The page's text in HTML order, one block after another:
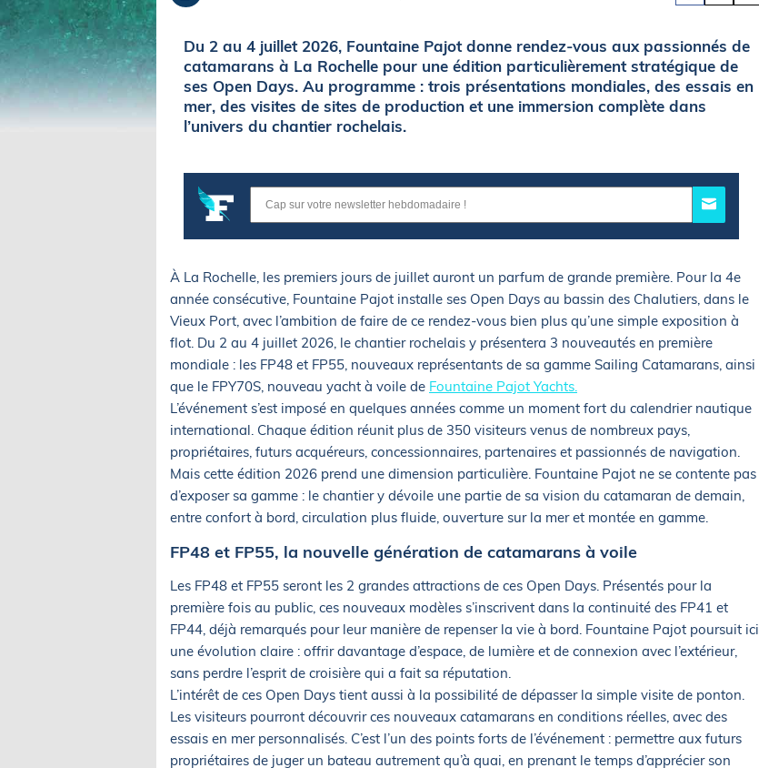
Du 2 au 4 juillet 2026, Fountaine Pajot donne rendez-vous aux passionnés de
catamarans à La Rochelle pour une édition particulièrement stratégique de
ses Open Days. Au programme : trois présentations mondiales, des essais en
mer, des visites de sites de production et une immersion complète dans
l’univers du chantier rochelais.
À La Rochelle, les premiers jours de juillet auront un parfum de grande première. Pour la 4e
année consécutive, Fountaine Pajot installe ses Open Days au bassin des Chalutiers, dans le
Vieux Port, avec l’ambition de faire de ce rendez-vous bien plus qu’une simple exposition à
flot. Du 2 au 4 juillet 2026, le chantier rochelais y présentera 3 nouveautés en première
mondiale : les FP48 et FP55, nouveaux représentants de sa gamme Sailing Catamarans, ainsi
que le FPY70S, nouveau yacht à voile de Fountaine Pajot Yachts.
L’événement s’est imposé en quelques années comme un moment fort du calendrier nautique
international. Chaque édition réunit plus de 350 visiteurs venus de nombreux pays,
propriétaires, futurs acquéreurs, concessionnaires, partenaires et passionnés de navigation.
Mais cette édition 2026 prend une dimension particulière. Fountaine Pajot ne se contente pas
d’exposer sa gamme : le chantier y dévoile une partie de sa vision du catamaran de demain,
entre confort à bord, circulation plus fluide, ouverture sur la mer et montée en gamme.
FP48 et FP55, la nouvelle génération de catamarans à voile
Les FP48 et FP55 seront les 2 grandes attractions de ces Open Days. Présentés pour la
première fois au public, ces nouveaux modèles s’inscrivent dans la continuité des FP41 et
FP44, déjà remarqués pour leur manière de repenser la vie à bord. Fountaine Pajot poursuit ici
une évolution claire : offrir davantage d’espace, de lumière et de connexion avec l’extérieur,
sans perdre l’esprit de croisière qui a fait sa réputation.
L’intérêt de ces Open Days tient aussi à la possibilité de dépasser la simple visite de ponton.
Les visiteurs pourront découvrir ces nouveaux catamarans en conditions réelles, avec des
essais en mer personnalisés. C’est l’un des points forts de l’événement : permettre aux futurs
propriétaires de juger un bateau autrement qu’à quai, en prenant le temps d’apprécier son